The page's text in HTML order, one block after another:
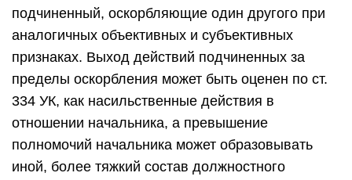
подчиненный, оскорбляющие один другого при
аналогичных объективных и субъективных
признаках. Выход действий подчиненных за
пределы оскорбления может быть оценен по ст.
334 УК, как насильственные действия в
отношении начальника, а превышение
полномочий начальника может образовывать
иной, более тяжкий состав должностного